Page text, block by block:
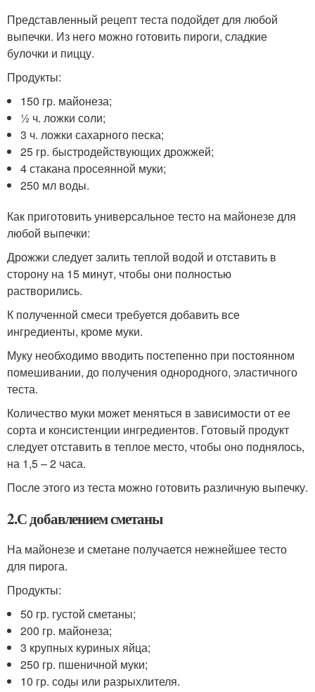
Представленный рецепт теста подойдет для любой
выпечки. Из него можно готовить пироги, сладкие
булочки и пиццу.
Продукты:
150 гр. майонеза;
½ ч. ложки соли;
3 ч. ложки сахарного песка;
25 гр. быстродействующих дрожжей;
4 стакана просеянной муки;
250 мл воды.
Как приготовить универсальное тесто на майонезе для
любой выпечки:
Дрожжи следует залить теплой водой и отставить в
сторону на 15 минут, чтобы они полностью
растворились.
К полученной смеси требуется добавить все
ингредиенты, кроме муки.
Муку необходимо вводить постепенно при постоянном
помешивании, до получения однородного, эластичного
теста.
Количество муки может меняться в зависимости от ее
сорта и консистенции ингредиентов. Готовый продукт
следует отставить в теплое место, чтобы оно поднялось,
на 1,5 – 2 часа.
После этого из теста можно готовить различную выпечку.
2.С добавлением сметаны
На майонезе и сметане получается нежнейшее тесто
для пирога.
Продукты:
50 гр. густой сметаны;
200 гр. майонеза;
3 крупных куриных яйца;
250 гр. пшеничной муки;
10 гр. соды или разрыхлителя.